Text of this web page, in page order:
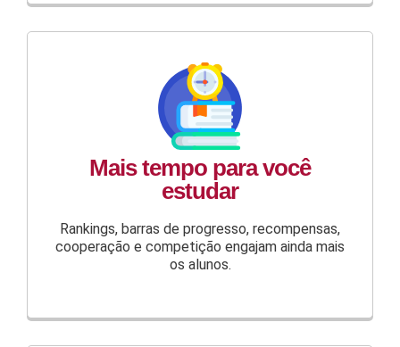
Mais tempo para você
estudar
Rankings, barras de progresso, recompensas,
cooperação e competição engajam ainda mais
os alunos.